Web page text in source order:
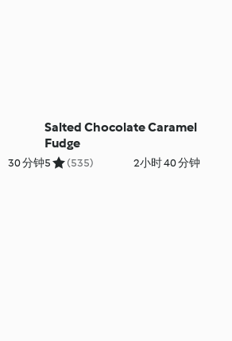
30 分钟
Salted Chocolate Caramel
Fudge
5 (535) 2小时 40 分钟